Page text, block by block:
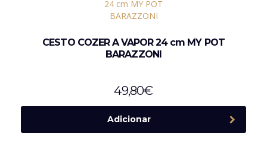
CESTO COZER A VAPOR 24 cm MY POT
BARAZZONI
49,80€
Adicionar